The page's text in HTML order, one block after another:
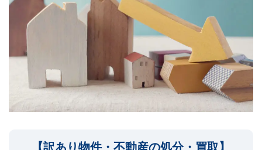
代
訳
あ
り
買
【訳あり物件・不動産の処分・買取】